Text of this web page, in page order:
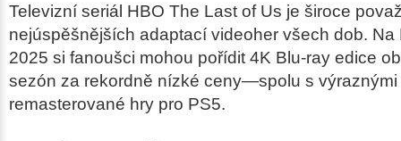
Televizní seriál HBO The Last of Us je široce
nejúspěšnějších adaptací videoher všech dob. Na
2025 si fanoušci mohou pořídit 4K Blu-ray edice
sezón za rekordně nízké ceny—spolu s výraznými
remasterované hry pro PS5.